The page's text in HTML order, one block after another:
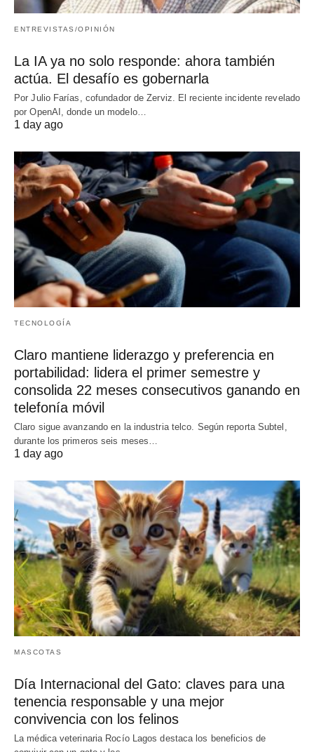
ENTREVISTAS/OPINIÓN
La IA ya no solo responde: ahora también
actúa. El desafío es gobernarla
Por Julio Farías, cofundador de Zerviz. El reciente incidente revelado
por OpenAI, donde un modelo…
1 day ago
TECNOLOGÍA
Claro mantiene liderazgo y preferencia en
portabilidad: lidera el primer semestre y
consolida 22 meses consecutivos ganando en
telefonía móvil
Claro sigue avanzando en la industria telco. Según reporta Subtel,
durante los primeros seis meses…
1 day ago
MASCOTAS
Día Internacional del Gato: claves para una
tenencia responsable y una mejor
convivencia con los felinos
La médica veterinaria Rocío Lagos destaca los beneficios de